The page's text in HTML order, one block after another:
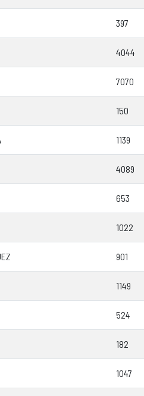
397
4044
7070
150
1139
4089
653
1022
901
1149
524
182
1047